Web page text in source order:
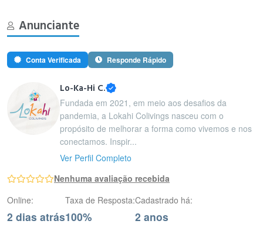
Anunciante
Conta Verificada Responde Rápido
Lo-Ka-Hi C.
Fundada em 2021, em meio aos desafios da
pandemia, a Lokahi Colivings nasceu com o
propósito de melhorar a forma como vivemos e nos
conectamos. Inspir...
Ver Perfil Completo
Nenhuma avaliação recebida
Online:
2 dias atrás
Taxa de Resposta:
100%
Cadastrado há:
2 anos